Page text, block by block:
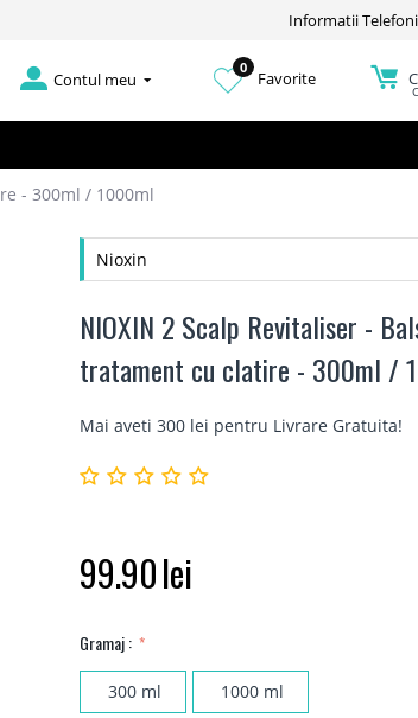
Informatii
Contul meu
0
Favorite
- 300ml / 1000ml
Nioxin
NIOXIN 2 Scalp Revitaliser -
tratament cu clatire - 300ml /
Mai aveti 300 lei pentru Livrare Gratuita!
99.90lei
Gramaj :
300 ml 1000 ml